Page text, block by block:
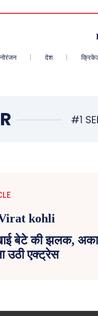
देश
बेटे की झलक,
उठी एक्ट्रेस